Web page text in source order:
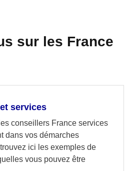
sur les France
services
conseillers France services
dans vos démarches
ici les exemples de
vous pouvez être